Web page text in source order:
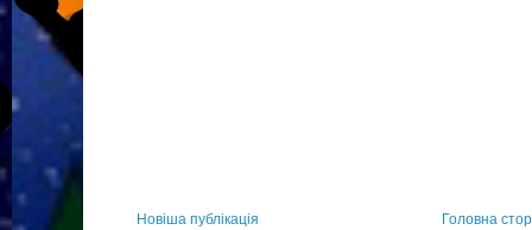
Новіша публікація Головна